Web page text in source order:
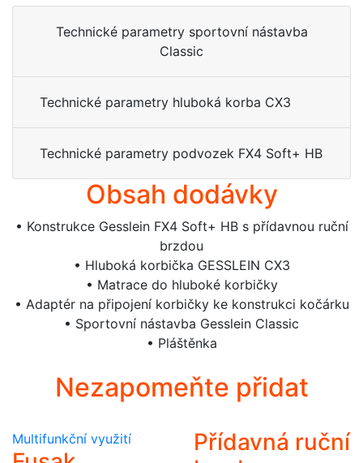
Technické parametry sportovní nástavba
Classic
Technické parametry hluboká korba CX3
Technické parametry podvozek FX4 Soft+ HB
Obsah dodávky
• Konstrukce Gesslein FX4 Soft+ HB s přídavnou ruční
brzdou
• Hluboká korbička GESSLEIN CX3
• Matrace do hluboké korbičky
• Adaptér na připojení korbičky ke konstrukci kočárku
• Sportovní nástavba Gesslein Classic
• Pláštěnka
Nezapomeňte přidat
Multifunkční využití
Přídavná ruční